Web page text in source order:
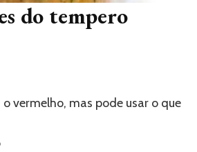
do tempero
o vermelho, mas pode usar o que